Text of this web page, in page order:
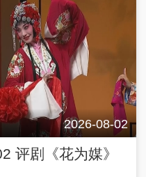
2026-08-02
评剧《花为媒》